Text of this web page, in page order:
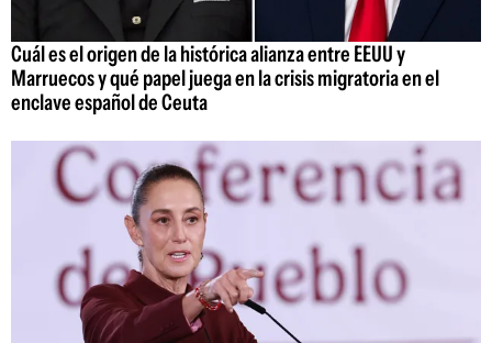
Cuál es el origen de la histórica alianza entre EEUU y
Marruecos y qué papel juega en la crisis migratoria en el
enclave español de Ceuta